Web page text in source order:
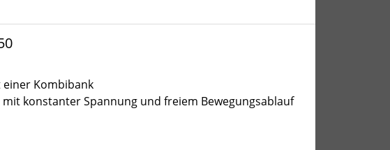
Kombibank
konstanter Spannung und freiem Bewegungsablauf